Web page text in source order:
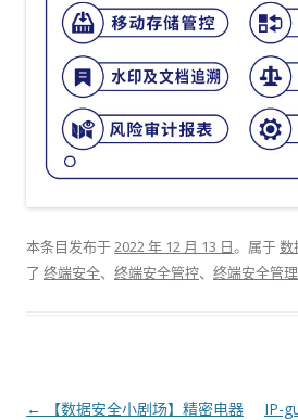
本条目发布于2022 年 12 月 13 日。属于数
了 终端安全、 终端安全管控、 终端安全管理
文章导航
←
【数据安全小剧场】精密电器
IP-